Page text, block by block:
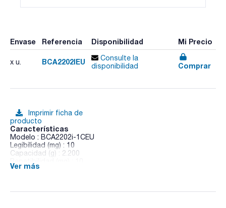
Envase Referencia Disponibilidad Mi Precio
x u. BCA2202IEU
Consulte la
disponibilidad
Comprar
Imprimir ficha de
producto
Características
Modelo : BCA2202i-1CEU
Legibilidad (mg) : 10
Capacidad (g) : 2.200
Tiempo de estabilización (s) : <=0,9
Dimensiones An x Al x Pr (mm) : 219x94x317
Ver más